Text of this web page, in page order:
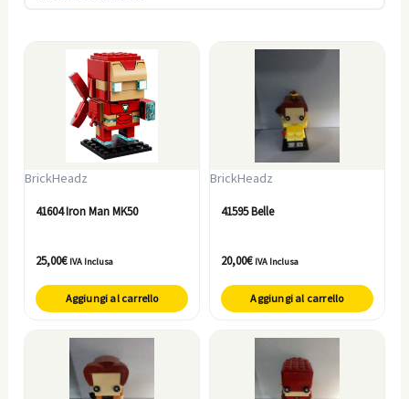
BrickHeadz
41604 Iron Man MK50
25,00€ IVA Inclusa
Aggiungi al carrello
BrickHeadz
41595 Belle
20,00€ IVA Inclusa
Aggiungi al carrello